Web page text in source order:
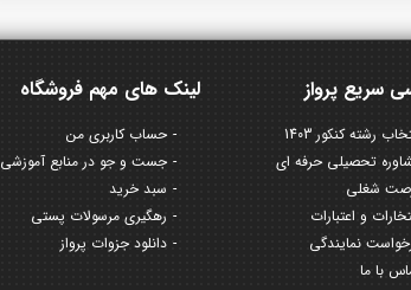
لینک های مهم فروشگاه
حساب کاربری من
جست و جو در منابع آموزشی
سبد خرید
رهگیری مرسولات پستی
دانلود جزوات پرواز
سریع پرواز
رشته کنکور 1403
تحصیلی حرفه ای
شغلی
و اعتبارات
نمایندگی
با ما